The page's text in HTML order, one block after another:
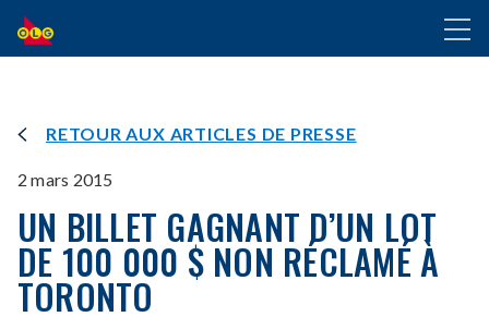
ALLER
AU
CONTENU
RETOUR AUX ARTICLES DE PRESSE
2 mars 2015
UN BILLET GAGNANT D’UN LOT
DE 100 000 $ NON RÉCLAMÉ À
TORONTO